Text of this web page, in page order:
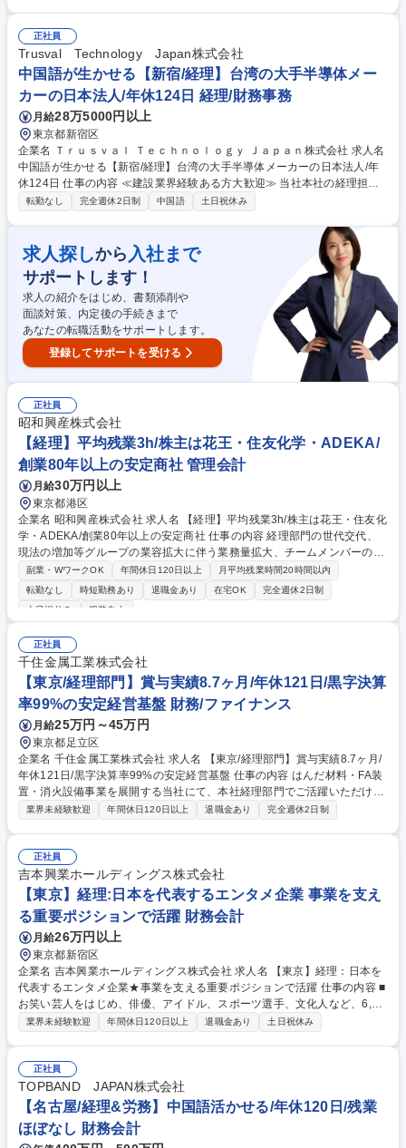
プライム市場上場企業で会計・税務を経験できる ●幅広い業務を経験でき
るためキャリアアップにつながる ◎経験のない分野も挑戦可能。OJT形式
でしっかりフォローしますのでご安心ください。 募集職種 【経理】テレ
ビ東京/プライム市場上場/連結決算有
正社員
Trusval Technology Japan株式会社
中国語が生かせる【新宿/経理】台湾の大手半導体メー
カーの日本法人/年休124日 経理/財務事務
月給28万5000円以上
東京都新宿区
企業名 Ｔｒｕｓｖａｌ Ｔｅｃｈｎｏｌｏｇｙ Ｊａｐａｎ株式会社 求人名
中国語が生かせる【新宿/経理】台湾の大手半導体メーカーの日本法人/年
休124日 仕事の内容 ≪建設業界経験ある方大歓迎≫ 当社本社の経理担当
として勤務いただきます。 【業務内容】 ・日常経理業務全般（仕訳入
決算補助・消費税対応 ・税理士との連携・台湾本社への月次財務報告資料
作成 ・本社との会計データ連携・請求書の発行および関連書類の管理 ・
内部統制対応補助 募集職種 中国語が生かせる【新宿/経理】台湾の大手半
導体メーカーの日本法人/年休124日
転勤なし 完全週休2日制 中国語 土日祝休み
求人探しから 入社まで
サポートします！
求人の紹介をはじめ、書類添削や
面談対策、内定後の手続きまで
あなたの転職活動をサポートします。
登録してサポートを受ける
正社員
昭和興産株式会社
【経理】平均残業3h/株主は花王・住友化学・ADEKA/
創業80年以上の安定商社 管理会計
月給30万円以上
東京都港区
企業名 昭和興産株式会社 求人名 【経理】平均残業3h/株主は花王・住友化
学・ADEKA/創業80年以上の安定商社 仕事の内容 経理部門の世代交代、
現法の増加等グループの業容拡大に伴う業務量拡大、チームメンバーのラ
イフイベントに対応した安定的な体制構築を目指した増員となります。 経
理部門の将来を担う中核人材として活躍していただける方を是非お迎えし
たいです。経理全般はもちろん、指導育成も担えるようになることを期待
金・買掛金等の債権管理業務■有価証券・固定資産管理、為替ポジション
及び為替予約管理■現地法人の財務面の管理■予算・実績管理、帳簿・証憑
書類の整備・保管 などです。（変更の範囲:当社業務全般） 募集職種 【経
理】平均残業3h/株主は花王・住友化学・ADEKA/創業80年以上の安定商
社
副業・WワークOK 年間休日120日以上
月平均残業時間20時間以内
転勤なし
時短勤務あり 退職金あり 在宅OK
完全週休2日制
土日祝休み
服装自由
正社員
千住金属工業株式会社
【東京/経理部門】賞与実績8.7ヶ月/年休121日/黒字決算
率99%の安定経営基盤 財務/ファイナンス
月給25万円～45万円
東京都足立区
企業名 千住金属工業株式会社 求人名 【東京/経理部門】賞与実績8.7ヶ月/
年休121日/黒字決算率99%の安定経営基盤 仕事の内容 はんだ材料・FA装
置・消火設備事業を展開する当社にて、本社経理部門でご活躍いただける
方を募集いたします。資金繰管理、資金運用、月次/年次決算対応などを担
務に関する業務 ≪業務プロセス部≫■出納業務及び入出金管理■経費支払
業務■インターネットバンキングによる支払業務■現物管理（小口現金、印
紙等）■会計業務 仕訳及び各種伝票起票業務（各種伝票の作成、会計シス
テム処理）■その他、会計に関する業務 募集職種 【東京/経理部門】賞与
実績8.7ヶ月/年休121日/黒字決算率99%の安定経営基盤
業界未経験歓迎 年間休日120日以上 退職金あり 完全週休2日制
正社員
吉本興業ホールディングス株式会社
【東京】経理:日本を代表するエンタメ企業 事業を支え
る重要ポジションで活躍 財務会計
月給26万円以上
東京都新宿区
企業名 吉本興業ホールディングス株式会社 求人名 【東京】経理：日本を
代表するエンタメ企業★事業を支える重要ポジションで活躍 仕事の内容 ■
お笑い芸人をはじめ、俳優、アイドル、スポーツ選手、文化人など、6,00
0名以上が所属する総合エンターテインメント企業。ご入社いただく方に
算実績管理、決算管理業務、収支管理 ■DX推進業務 など ※お任せする業
務はご経験に応じて面接内でご相談させていただきます。 募集職種 【東
京】経理：日本を代表するエンタメ企業★事業を支える重要ポジションで
業界未経験歓迎 年間休日120日以上 退職金あり 土日祝休み
正社員
TOPBAND JAPAN株式会社
【名古屋/経理&労務】中国語活かせる/年休120日/残業
ほぼなし 財務会計